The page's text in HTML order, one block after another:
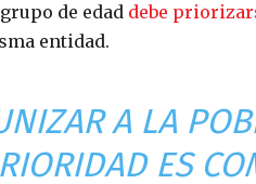
de edad debe
entidad.
A LA
ES